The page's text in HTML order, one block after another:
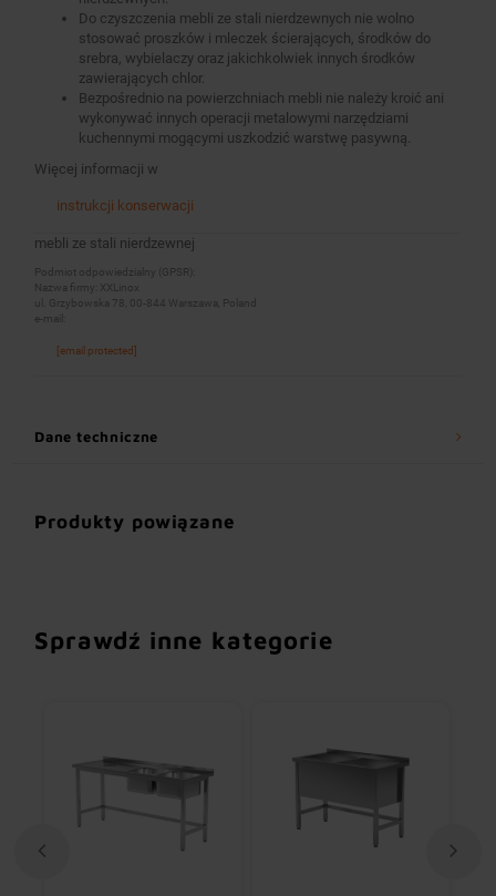
Do czyszczenia mebli ze stali nierdzewnych nie wolno
stosować proszków i mleczek ścierających, środków do
srebra, wybielaczy oraz jakichkolwiek innych środków
zawierających chlor.
Bezpośrednio na powierzchniach mebli nie należy kroić ani
wykonywać innych operacji metalowymi narzędziami
kuchennymi mogącymi uszkodzić warstwę pasywną.
Więcej informacji w
instrukcji konserwacji
mebli ze stali nierdzewnej
Podmiot odpowiedzialny (GPSR):
Nazwa firmy: XXLinox
ul. Grzybowska 78, 00-844 Warszawa, Poland
e-mail:
[email protected]
Dane techniczne
Produkty powiązane
Sprawdź inne kategorie